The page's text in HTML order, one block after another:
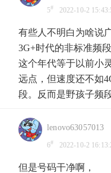
5# 2022-10-2
有些人不明白为啥说
3G+时代的非标准频
这个年代等于以前小
远点，但速度还不如
段。反而是野孩子频段
lenovo63057013
6# 2022-10-2
但是号码干净啊，